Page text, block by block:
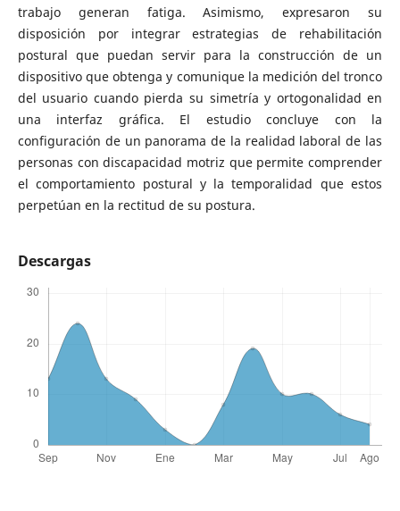
trabajo generan fatiga. Asimismo, expresaron su
disposición por integrar estrategias de rehabilitación
postural que puedan servir para la construcción de un
dispositivo que obtenga y comunique la medición del tronco
del usuario cuando pierda su simetría y ortogonalidad en
una interfaz gráfica. El estudio concluye con la
configuración de un panorama de la realidad laboral de las
personas con discapacidad motriz que permite comprender
el comportamiento postural y la temporalidad que estos
perpetúan en la rectitud de su postura.
Descargas